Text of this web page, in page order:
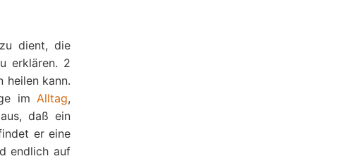
dient, die
erklären. 2
heilen kann.
imAlltag,
daß ein
er eine
endlich auf